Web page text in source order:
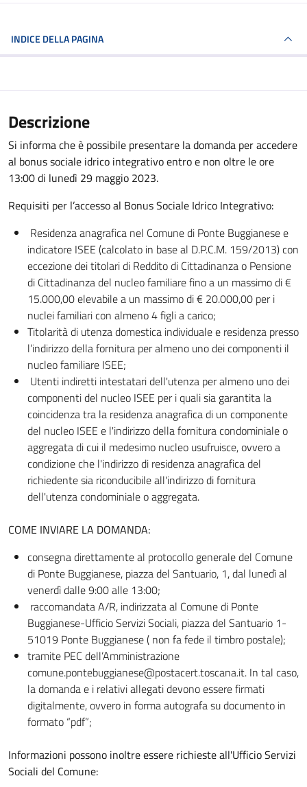
INDICE DELLA PAGINA
Descrizione
Si informa che è possibile presentare la domanda per accedere
al bonus sociale idrico integrativo entro e non oltre le ore
13:00 di lunedì 29 maggio 2023.
Requisiti per l’accesso al Bonus Sociale Idrico Integrativo:
Residenza anagrafica nel Comune di Ponte Buggianese e
indicatore ISEE (calcolato in base al D.P.C.M. 159/2013) con
eccezione dei titolari di Reddito di Cittadinanza o Pensione
di Cittadinanza del nucleo familiare fino a un massimo di €
15.000,00 elevabile a un massimo di € 20.000,00 per i
nuclei familiari con almeno 4 figli a carico;
Titolarità di utenza domestica individuale e residenza presso
l’indirizzo della fornitura per almeno uno dei componenti il
nucleo familiare ISEE;
Utenti indiretti intestatari dell'utenza per almeno uno dei
componenti del nucleo ISEE per i quali sia garantita la
coincidenza tra la residenza anagrafica di un componente
del nucleo ISEE e l'indirizzo della fornitura condominiale o
aggregata di cui il medesimo nucleo usufruisce, ovvero a
condizione che l'indirizzo di residenza anagrafica del
richiedente sia riconducibile all'indirizzo di fornitura
dell'utenza condominiale o aggregata.
COME INVIARE LA DOMANDA:
consegna direttamente al protocollo generale del Comune
di Ponte Buggianese, piazza del Santuario, 1, dal lunedì al
venerdì dalle 9:00 alle 13:00;
raccomandata A/R, indirizzata al Comune di Ponte
Buggianese-Ufficio Servizi Sociali, piazza del Santuario 1-
51019 Ponte Buggianese ( non fa fede il timbro postale);
tramite PEC dell’Amministrazione
comune.pontebuggianese@postacert.toscana.it. In tal caso,
la domanda e i relativi allegati devono essere firmati
digitalmente, ovvero in forma autografa su documento in
formato “pdf”;
Informazioni possono inoltre essere richieste all'Ufficio Servizi
Sociali del Comune: